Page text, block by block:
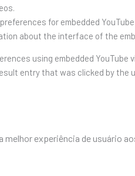
for embedded
about the interface of the
using embedded YouTube
entry that was clicked by the
melhor experiência de usuário